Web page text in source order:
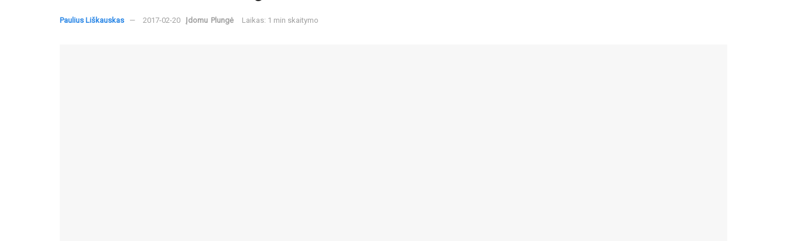
Paulius Liškauskas 2017-02-20 Įdomu Plungė Laikas: 1 min skaitymo